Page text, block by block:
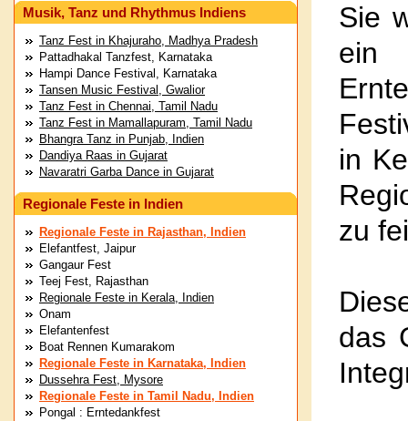
Musik, Tanz und Rhythmus Indiens
Tanz Fest in Khajuraho, Madhya Pradesh
Pattadhakal Tanzfest, Karnataka
Hampi Dance Festival, Karnataka
Tansen Music Festival, Gwalior
Tanz Fest in Chennai, Tamil Nadu
Tanz Fest in Mamallapuram, Tamil Nadu
Bhangra Tanz in Punjab, Indien
Dandiya Raas in Gujarat
Navaratri Garba Dance in Gujarat
Regionale Feste in Indien
Regionale Feste in Rajasthan, Indien
Elefantfest, Jaipur
Gangaur Fest
Teej Fest, Rajasthan
Regionale Feste in Kerala, Indien
Onam
Elefantenfest
Boat Rennen Kumarakom
Regionale Feste in Karnataka, Indien
Dussehra Fest, Mysore
Regionale Feste in Tamil Nadu, Indien
Pongal : Erntedankfest
Sie
ein
in
zu
das